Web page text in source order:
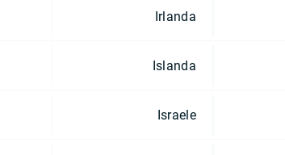
Irlanda
Islanda
Israele